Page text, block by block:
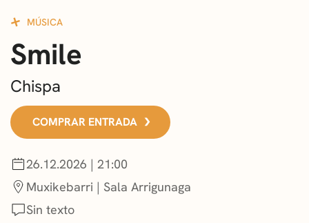
CONVOCATORIAS
NOTICIAS
GETXO KULTURA
ASOCIACIONES CULTURALES
MÚSICA
Smile
Chispa
COMPRAR ENTRADA
26.12.2026 | 21:00
Muxikebarri | Sala Arrigunaga
Sin texto